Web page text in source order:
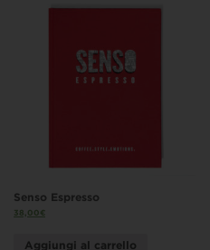
Senso Espresso
38,00€
Aggiungi al carrello